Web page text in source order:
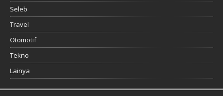
Seleb
Travel
Otomotif
Tekno
Lainya